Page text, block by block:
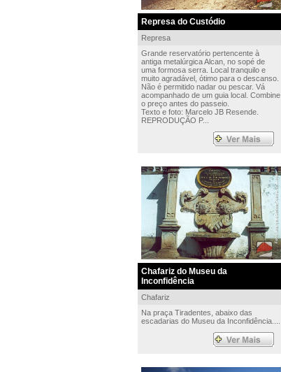
Represa do Custódio
Represa
Grande reservatório pertencente à
antiga metalúrgica Alcan, no sopé de
uma formosa serra. Local tranquilo e
muito agradável, ótimo para o descanso.
Não é permitido nadar ou pescar. Vá
acompanhado de um guia local. Combine
o preço antes do passeio.
Texto e foto: Marcelo JB Resende.
REPRODUÇÃO P...
Chafariz do Museu da
Inconfidência
Chafariz
Na praça Tiradentes, abaixo das
escadarias do Museu da Inconfidência....